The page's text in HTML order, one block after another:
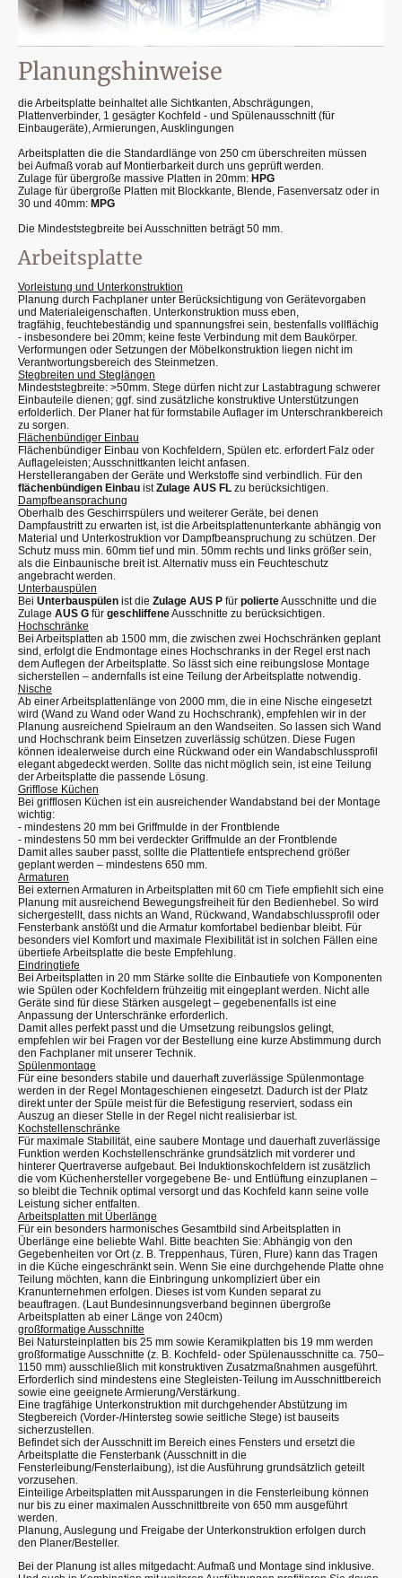
Planungshinweise
die Arbeitsplatte beinhaltet alle Sichtkanten, Abschrägungen,
Plattenverbinder, 1 gesägter Kochfeld - und Spülenausschnitt (für
Einbaugeräte), Armierungen, Ausklingungen
Arbeitsplatten die die Standardlänge von 250 cm überschreiten müssen
bei Aufmaß vorab auf Montierbarkeit durch uns geprüft werden.
Zulage für übergroße massive Platten in 20mm: HPG
Zulage für übergroße Platten mit Blockkante, Blende, Fasenversatz oder in
30 und 40mm: MPG
Die Mindeststegbreite bei Ausschnitten beträgt 50 mm.
Arbeitsplatte
Vorleistung und Unterkonstruktion
Planung durch Fachplaner unter Berücksichtigung von Gerätevorgaben
und Materialeigenschaften. Unterkonstruktion muss eben,
tragfähig, feuchtebeständig und spannungsfrei sein, bestenfalls vollflächig
- insbesondere bei 20mm; keine feste Verbindung mit dem Baukörper.
Verformungen oder Setzungen der Möbelkonstruktion liegen nicht im
Verantwortungsbereich des Steinmetzen.
Stegbreiten und Steglängen
Mindeststegbreite: >50mm. Stege dürfen nicht zur Lastabtragung schwerer
Einbauteile dienen; ggf. sind zusätzliche konstruktive Unterstützungen
erfolderlich. Der Planer hat für formstabile Auflager im Unterschrankbereich
zu sorgen.
Flächenbündiger Einbau
Flächenbündiger Einbau von Kochfeldern, Spülen etc. erfordert Falz oder
Auflageleisten; Ausschnittkanten leicht anfasen.
Herstellerangaben der Geräte und Werkstoffe sind verbindlich. Für den
flächenbündigen Einbau istZulage AUS FL zu berücksichtigen.
Dampfbeansprachung
Oberhalb des Geschirrspülers und weiterer Geräte, bei denen
Dampfaustritt zu erwarten ist, ist die Arbeitsplattenunterkante abhängig von
Material und Unterkostruktion vor Dampfbeanspruchung zu schützen. Der
Schutz muss min. 60mm tief und min. 50mm rechts und links größer sein,
als die Einbaunische breit ist. Alternativ muss ein Feuchteschutz
angebracht werden.
Unterbauspülen
Bei Unterbauspülen ist die Zulage AUS P für polierteAusschnitte und die
Zulage AUS G für geschliffeneAusschnitte zu berücksichtigen.
Hochschränke
Bei Arbeitsplatten ab 1500 mm, die zwischen zwei Hochschränken geplant
sind, erfolgt die Endmontage eines Hochschranks in der Regel erst nach
dem Auflegen der Arbeitsplatte. So lässt sich eine reibungslose Montage
sicherstellen – andernfalls ist eine Teilung der Arbeitsplatte notwendig.
Nische
Ab einer Arbeitsplattenlänge von 2000 mm, die in eine Nische eingesetzt
wird (Wand zu Wand oder Wand zu Hochschrank), empfehlen wir in der
Planung ausreichend Spielraum an den Wandseiten. So lassen sich Wand
und Hochschrank beim Einsetzen zuverlässig schützen. Diese Fugen
können idealerweise durch eine Rückwand oder ein Wandabschlussprofil
elegant abgedeckt werden. Sollte das nicht möglich sein, ist eine Teilung
der Arbeitsplatte die passende Lösung.
Grifflose Küchen
Bei grifflosen Küchen ist ein ausreichender Wandabstand bei der Montage
wichtig:
- mindestens 20 mm bei Griffmulde in der Frontblende
- mindestens 50 mm bei verdeckter Griffmulde an der Frontblende
Damit alles sauber passt, sollte die Plattentiefe entsprechend größer
geplant werden – mindestens 650 mm.
Armaturen
Bei externen Armaturen in Arbeitsplatten mit 60 cm Tiefe empfiehlt sich eine
Planung mit ausreichend Bewegungsfreiheit für den Bedienhebel. So wird
sichergestellt, dass nichts an Wand, Rückwand, Wandabschlussprofil oder
Fensterbank anstößt und die Armatur komfortabel bedienbar bleibt. Für
besonders viel Komfort und maximale Flexibilität ist in solchen Fällen eine
übertiefe Arbeitsplatte die beste Empfehlung.
Eindringtiefe
Bei Arbeitsplatten in 20 mm Stärke sollte die Einbautiefe von Komponenten
wie Spülen oder Kochfeldern frühzeitig mit eingeplant werden. Nicht alle
Geräte sind für diese Stärken ausgelegt – gegebenenfalls ist eine
Anpassung der Unterschränke erforderlich.
Damit alles perfekt passt und die Umsetzung reibungslos gelingt,
empfehlen wir bei Fragen vor der Bestellung eine kurze Abstimmung durch
den Fachplaner mit unserer Technik.
Spülenmontage
Für eine besonders stabile und dauerhaft zuverlässige Spülenmontage
werden in der Regel Montageschienen eingesetzt. Dadurch ist der Platz
direkt unter der Spüle meist für die Befestigung reserviert, sodass ein
Auszug an dieser Stelle in der Regel nicht realisierbar ist.
Kochstellenschränke
Für maximale Stabilität, eine saubere Montage und dauerhaft zuverlässige
Funktion werden Kochstellenschränke grundsätzlich mit vorderer und
hinterer Quertraverse aufgebaut. Bei Induktionskochfeldern ist zusätzlich
die vom Küchenhersteller vorgegebene Be- und Entlüftung einzuplanen –
so bleibt die Technik optimal versorgt und das Kochfeld kann seine volle
Leistung sicher entfalten.
Arbeitsplatten mit Überlänge
Für ein besonders harmonisches Gesamtbild sind Arbeitsplatten in
Überlänge eine beliebte Wahl. Bitte beachten Sie: Abhängig von den
Gegebenheiten vor Ort (z. B. Treppenhaus, Türen, Flure) kann das Tragen
in die Küche eingeschränkt sein. Wenn Sie eine durchgehende Platte ohne
Teilung möchten, kann die Einbringung unkompliziert über ein
Kranunternehmen erfolgen. Dieses ist vom Kunden separat zu
beauftragen. (Laut Bundesinnungsverband beginnen übergroße
Arbeitsplatten ab einer Länge von 240cm)
großformatige Ausschnitte
Bei Natursteinplatten bis 25 mm sowie Keramikplatten bis 19 mm werden
großformatige Ausschnitte (z. B. Kochfeld- oder Spülenausschnitte ca. 750–
1150 mm) ausschließlich mit konstruktiven Zusatzmaßnahmen ausgeführt.
Erforderlich sind mindestens eine Stegleisten-Teilung im Ausschnittbereich
sowie eine geeignete Armierung/Verstärkung.
Eine tragfähige Unterkonstruktion mit durchgehender Abstützung im
Stegbereich (Vorder-/Hintersteg sowie seitliche Stege) ist bauseits
sicherzustellen.
Befindet sich der Ausschnitt im Bereich eines Fensters und ersetzt die
Arbeitsplatte die Fensterbank (Ausschnitt in die
Fensterleibung/Fensterlaibung), ist die Ausführung grundsätzlich geteilt
vorzusehen.
Einteilige Arbeitsplatten mit Aussparungen in die Fensterleibung können
nur bis zu einer maximalen Ausschnittbreite von 650 mm ausgeführt
werden.
Planung, Auslegung und Freigabe der Unterkonstruktion erfolgen durch
den Planer/Besteller.
Bei der Planung ist alles mitgedacht: Aufmaß und Montage sind inklusive.